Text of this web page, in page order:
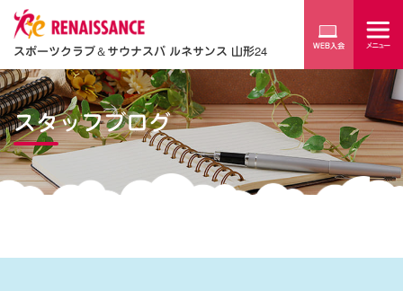
スポーツクラブ＆サウナスパ ルネサンス 山形24
スタッフブログ